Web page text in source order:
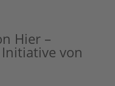
Hier –
von